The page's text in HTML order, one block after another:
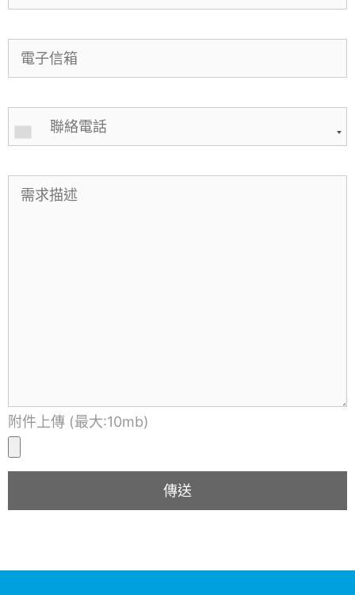
附件上傳 (最大:10mb)